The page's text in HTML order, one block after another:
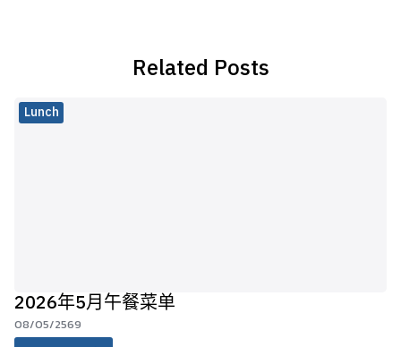
Related Posts
Lunch
2026年5月午餐菜单
08/05/2569